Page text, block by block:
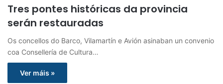
Tres pontes históricas da provincia
serán restauradas
Os concellos do Barco, Vilamartín e Avión asinaban un convenio
coa Consellería de Cultura…
Ver máis »